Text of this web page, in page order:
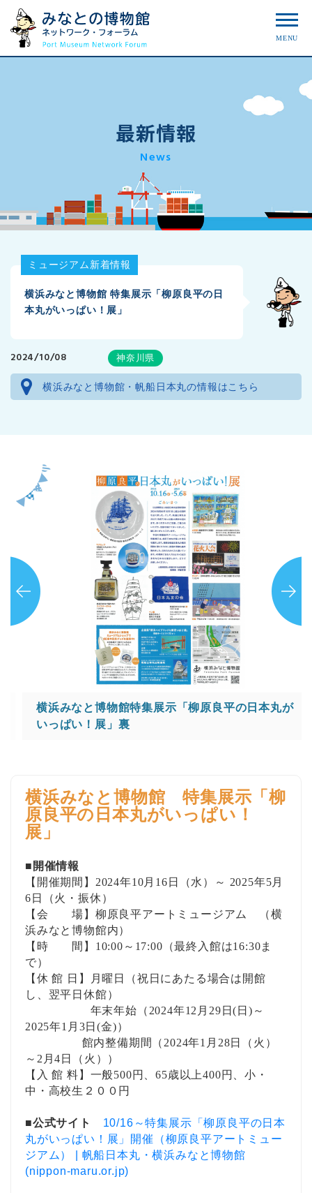
最新情報
News
ミュージアム新着情報
横浜みなと博物館 特集展示「柳原良平の日
本丸がいっぱい！展」
2024/10/08 神奈川県
横浜みなと博物館・帆船日本丸の情報はこちら
横浜みなと博物館特集展示「柳原良平の日本丸が
いっぱい！展」裏
横浜みなと博物館 特集展示「柳
原良平の日本丸がいっぱい！
展 」
■ 開催情報
【開催期間】 2024年10月16日（水）～ 2025年5月
6日（火・振休）
【会 場】柳原良平アートミュージアム （横
浜みなと博物館内）
【時 間】 10:00 ～ 17:00 （最終入館は16:30ま
で）
【休 館 日】月曜日（祝日にあたる場合は開館
し、翌平日休館）
年末年始（ 2024年12 月 29 日(日)～
2025年1 月 3日(金)）
館内整備期間（2024年1月28日（火）
～2月4日（火））
【入 館 料】一般500円、65歳以上400円、小・
中・高校生２００円
■公式サイト 10/16～特集展示「柳原良平の日本
丸がいっぱい！展」開催（柳原良平アートミュー
ジアム） | 帆船日本丸・横浜みなと博物館
(nippon-maru.or.jp)
MENU